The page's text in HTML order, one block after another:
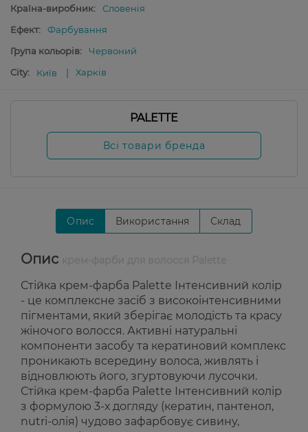
Країна-виробник:
Словенія
Ефект:
Фарбування
Група кольорів:
Червоний
City:
Київ Харків
PALETTE
Всі товари бренда
Опис Використання Склад
Опис
Стійка крем-фарба Palette Інтенсивний колір
- це комплексне засіб з високоінтенсивними
пігментами, який зберігає молодість та красу
жіночого волосся. Активні натуральні
компоненти засобу та кератиновий комплекс
проникають всередину волоса, живлять і
відновлюють його, згуртовуючи лусочки.
Стійка крем-фарба Palette Інтенсивний колір
з формулою 3-х догляду (кератин, пантенол,
nutri-олія) чудово зафарбовує сивину,